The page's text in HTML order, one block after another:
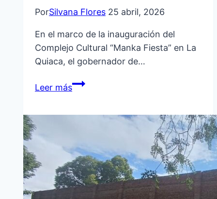
PorSilvana Flores 25 abril, 2026
En el marco de la inauguración del
Complejo Cultural “Manka Fiesta” en La
Quiaca, el gobernador de…
Leer másSADIR:
ORGULLO
PARA
JUJUY